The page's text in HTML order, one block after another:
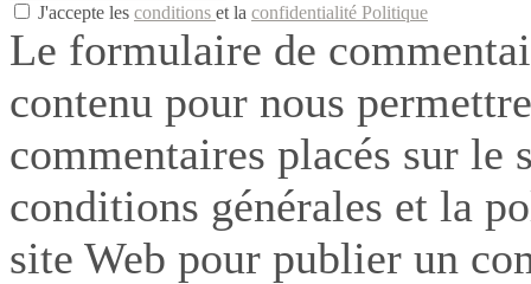
J'accepte les conditions et la confidentialité Politique
Le formulaire de
contenu pour nous
commentaires placés sur
conditions générales et la
site Web pour publier un